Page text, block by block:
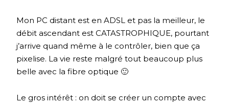
Mon PC distant est en ADSL et pas la meilleur, le
débit ascendant est CATASTROPHIQUE, pourtant
j’arrive quand même à le contrôler, bien que ça
pixelise. La vie reste malgré tout beaucoup plus
belle avec la fibre optique 🙂
Le gros intérêt : on doit se créer un compte avec